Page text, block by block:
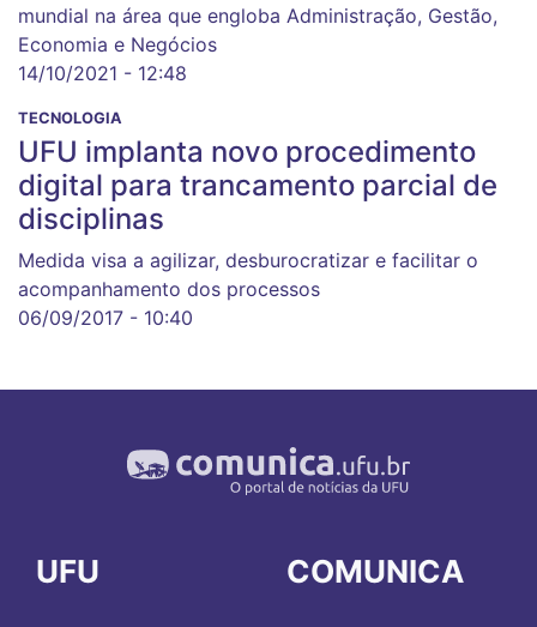
mundial na área que engloba Administração, Gestão,
Economia e Negócios
14/10/2021 - 12:48
TECNOLOGIA
UFU implanta novo procedimento
digital para trancamento parcial de
disciplinas
Medida visa a agilizar, desburocratizar e facilitar o
acompanhamento dos processos
06/09/2017 - 10:40
UFU COMUNICA